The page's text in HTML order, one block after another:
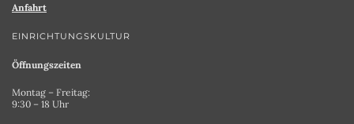
Anfahrt
EINRICHTUNGSKULTUR
Öffnungszeiten
Montag – Freitag:
9:30 – 18 Uhr